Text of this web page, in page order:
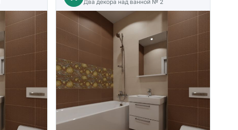
Два декора над ванной № 2